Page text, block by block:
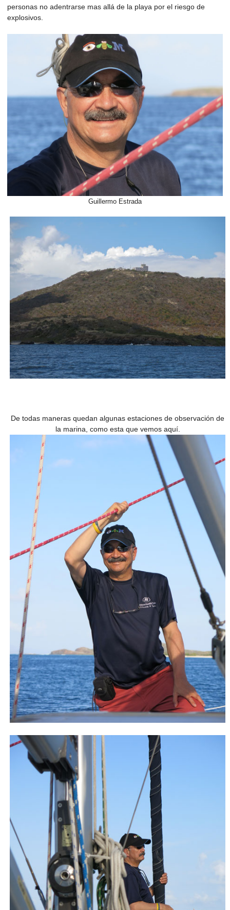
personas no adentrarse mas allá de la playa por el riesgo de
explosivos.
Guillermo Estrada
De todas maneras quedan algunas estaciones de observación de
la marina, como esta que vemos aquí.